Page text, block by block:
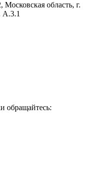
область, г.
А.3.1
обращайтесь: